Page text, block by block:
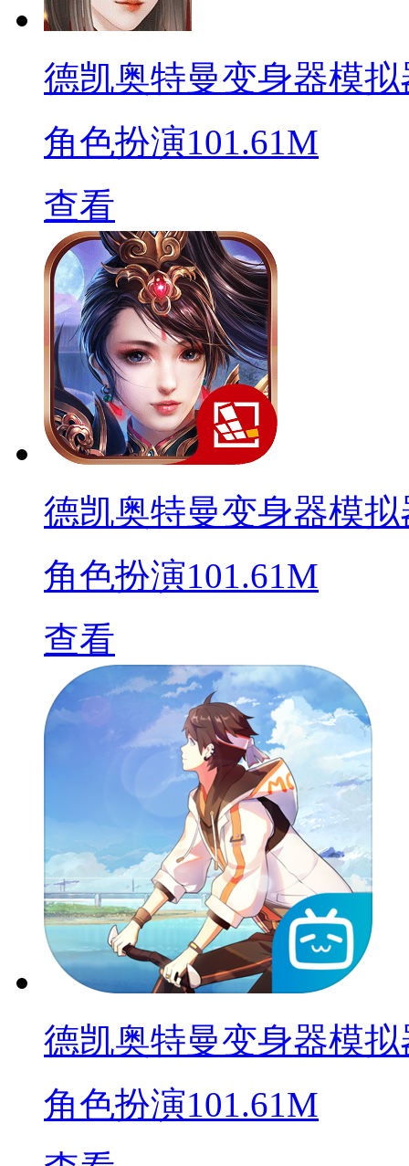
德凯奥特曼变身器模
角色扮演101.61M
查看
德凯奥特曼变身器模
角色扮演101.61M
查看
德凯奥特曼变身器模
角色扮演101.61M